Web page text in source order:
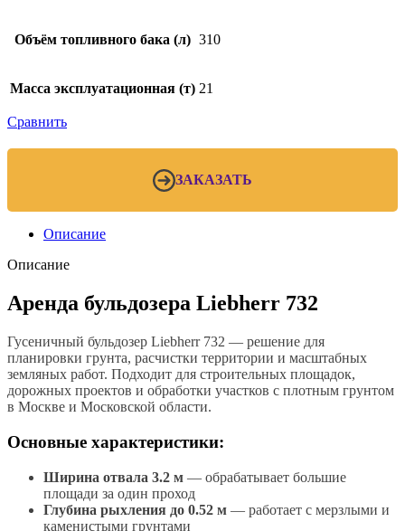
Объём топливного бака (л) 310
Масса эксплуатационная (т) 21
Сравнить
ЗАКАЗАТЬ
Описание
Описание
Аренда бульдозера Liebherr 732
Гусеничный бульдозер Liebherr 732 — решение для
планировки грунта, расчистки территории и масштабных
земляных работ. Подходит для строительных площадок,
дорожных проектов и обработки участков с плотным грунтом
в Москве и Московской области.
Основные характеристики:
Ширина отвала 3.2 м — обрабатывает большие
площади за один проход
Глубина рыхления до 0.52 м — работает с мерзлыми и
каменистыми грунтами